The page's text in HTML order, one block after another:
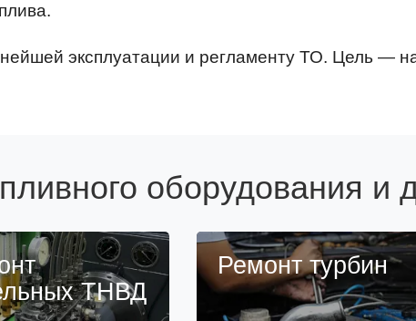
эксплуатации и регламенту ТО. Цель —
оборудования и
ТНВД
Ремонт турбин